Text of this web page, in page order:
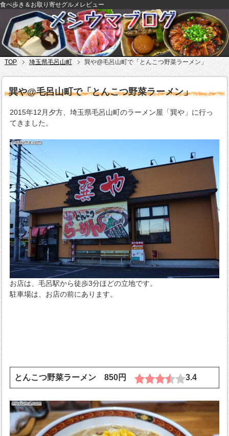
食べ歩き＆お取り寄せグルメレビュー
TOP 埼玉県毛呂山町 巽や@毛呂山町で「とんこつ野菜ラーメン」
巽や@毛呂山町で「とんこつ野菜ラーメン」
2015年12月夕方、埼玉県毛呂山町のラーメン屋「巽や」に行っ
てきました。
お店は、毛呂駅から徒歩3分ほどの立地です。
駐車場は、お店の前にあります。
とんこつ野菜ラーメン 850円 3.4